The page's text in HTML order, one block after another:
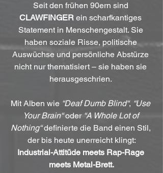
Seit den frühen 90ern sind
CLAWFINGER ein scharfkantiges
Statement in Menschengestalt. Sie
haben soziale Risse, politische
Auswüchse und persönliche Abstürze
nicht nur thematisiert – sie haben sie
herausgeschrien.
Mit Alben wie “Deaf Dumb Blind“, “Use
Your Brain“ oder “A Whole Lot of
Nothing“ definierte die Band einen Stil,
der bis heute unerreicht klingt:
Industrial-Attitüde meets Rap-Rage
meets Metal-Brett.